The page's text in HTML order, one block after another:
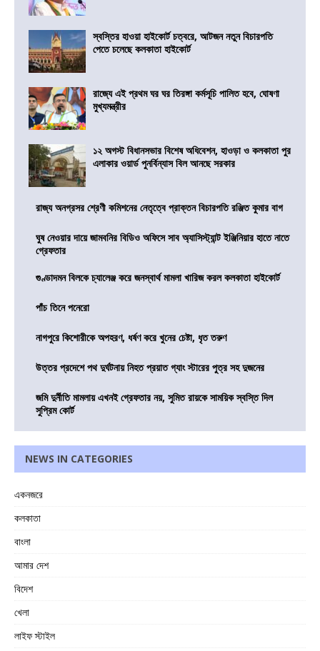
স্বস্তির হাওয়া হাইকোর্ট চত্বরে, আটজন নতুন বিচারপতি
পেতে চলেছে কলকাতা হাইকোর্ট
রাজ্যে এই প্রথম ঘর ঘর তিরঙ্গা কর্মসূচি পালিত হবে, ঘোষণা
মুখ্যমন্ত্রীর
১২ অগস্ট বিধানসভার বিশেষ অধিবেশন, হাওড়া ও কলকাতা পুর
এলাকার ওয়ার্ড পুনর্বিন্যাস বিল আনছে সরকার
রাজ্য অনগ্রসর শ্রেণী কমিশনের নেতৃত্বে প্রাক্তন বিচারপতি রঞ্জিত কুমার বাগ
ঘুষ নেওয়ার দায়ে জামবনির বিডিও অফিসে সাব অ্যাসিস্ট্যান্ট ইঞ্জিনিয়ার হাতে নাতে
গ্রেফতার
গুণ্ডাদমন বিলকে চ্যালেঞ্জ করে জনস্বার্থ মামলা খারিজ করল কলকাতা হাইকোর্ট
পাঁচ তিনে পনেরো
নাগপুরে কিশোরীকে অপহরণ, ধর্ষণ করে খুনের চেষ্টা, ধৃত তরুণ
উত্তর প্রদেশে পথ দুর্ঘটনায় নিহত প্রয়াত গ্যাং স্টারের পুত্র সহ দুজনের
জমি দুর্নীতি মামলায় এখনই গ্রেফতার নয়, সুমিত রায়কে সাময়িক স্বস্তি দিল
সুপ্রিম কোর্ট
NEWS IN CATEGORIES
একনজরে
কলকাতা
বাংলা
আমার দেশ
বিদেশ
খেলা
লাইফ স্টাইল